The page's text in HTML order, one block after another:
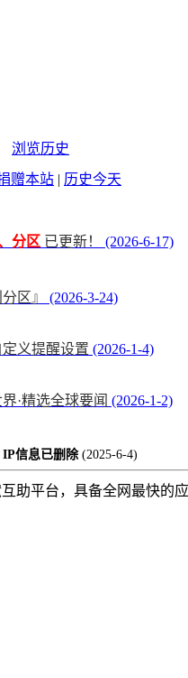
浏览历史
赠本站 | 历史今天
分区 已更新！
(2026-6-17)
区』
(2026-3-24)
义提醒设置 (2026-1-4)
·精选全球要闻 (2026-1-2)
信息已删除 (2025-6-4)
助平台，具备全网最快的